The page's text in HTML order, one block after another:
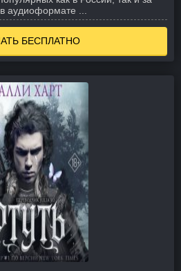
аудиоформате ...
БЕСПЛАТНО